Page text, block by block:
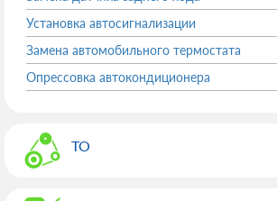
Установка автосигнализации
Замена автомобильного термостата
Опрессовка автокондиционера
ТО